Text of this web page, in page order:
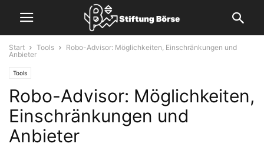
Start Tools
Robo-Advisor: Möglichkeiten, Einschränkungen und
Anbieter
Tools
Robo-Advisor: Möglichkeiten,
Einschränkungen und
Anbieter